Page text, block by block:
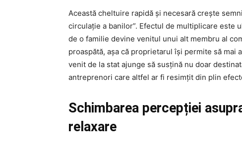
Această cheltuire rapidă și necesară crește
circulație a banilor”. Efectul de multiplicare
de o familie devine venitul unui alt membru al
proaspătă, așa că proprietarul își permite să
venit de la stat ajunge să susțină nu doar
antreprenori care altfel ar fi resimțit din plin
Schimbarea percepției
relaxare